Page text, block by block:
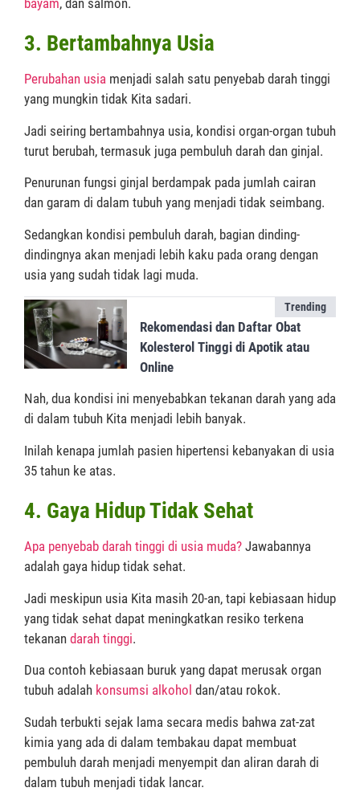
3. Bertambahnya Usia
Perubahan usia menjadi salah satu penyebab darah tinggi
yang mungkin tidak Kita sadari.
Jadi seiring bertambahnya usia, kondisi organ-organ tubuh
turut berubah, termasuk juga pembuluh darah dan ginjal.
Penurunan fungsi ginjal berdampak pada jumlah cairan
dan garam di dalam tubuh yang menjadi tidak seimbang.
Sedangkan kondisi pembuluh darah, bagian dinding-
dindingnya akan menjadi lebih kaku pada orang dengan
usia yang sudah tidak lagi muda.
Trending
Rekomendasi dan Daftar Obat
Kolesterol Tinggi di Apotik atau
Online
Nah, dua kondisi ini menyebabkan tekanan darah yang ada
di dalam tubuh Kita menjadi lebih banyak.
Inilah kenapa jumlah pasien hipertensi kebanyakan di usia
35 tahun ke atas.
4. Gaya Hidup Tidak Sehat
Apa penyebab darah tinggi di usia muda? Jawabannya
adalah gaya hidup tidak sehat.
Jadi meskipun usia Kita masih 20-an, tapi kebiasaan hidup
yang tidak sehat dapat meningkatkan resiko terkena
tekanan darah tinggi.
Dua contoh kebiasaan buruk yang dapat merusak organ
tubuh adalah konsumsi alkohol dan/atau rokok.
Sudah terbukti sejak lama secara medis bahwa zat-zat
kimia yang ada di dalam tembakau dapat membuat
pembuluh darah menjadi menyempit dan aliran darah di
dalam tubuh menjadi tidak lancar.